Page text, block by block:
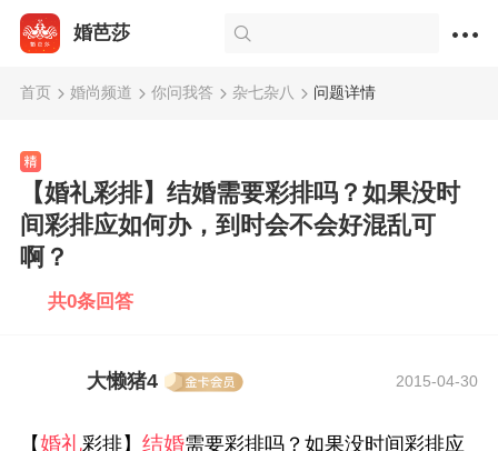
婚芭莎
首页 婚尚频道 你问我答 杂七杂八 问题详情
【婚礼彩排】结婚需要彩排吗？如果没时
间彩排应如何办，到时会不会好混乱可
啊？
共0条回答
大懒猪4 2015-04-30
【婚礼彩排】 结婚需要彩排吗？如果没时间彩排应